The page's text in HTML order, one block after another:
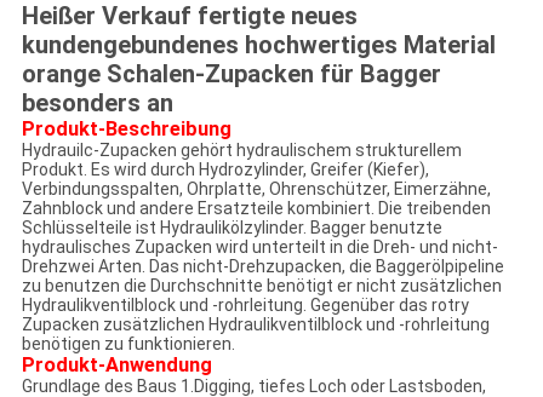
Heißer Verkauf fertigte neues
kundengebundenes hochwertiges Material
orange Schalen-Zupacken für Bagger
besonders an
Produkt-Beschreibung
Hydrauilc-Zupacken gehört hydraulischem strukturellem
Produkt. Es wird durch Hydrozylinder, Greifer (Kiefer),
Verbindungsspalten, Ohrplatte, Ohrenschützer, Eimerzähne,
Zahnblock und andere Ersatzteile kombiniert. Die treibenden
Schlüsselteile ist Hydraulikölzylinder. Bagger benutzte
hydraulisches Zupacken wird unterteilt in die Dreh- und nicht-
Drehzwei Arten. Das nicht-Drehzupacken, die Baggerölpipeline
zu benutzen die Durchschnitte benötigt er nicht zusätzlichen
Hydraulikventilblock und -rohrleitung. Gegenüber das rotry
Zupacken zusätzlichen Hydraulikventilblock und -rohrleitung
benötigen zu funktionieren.
Produkt-Anwendung
Grundlage des Baus 1.Digging, tiefes Loch oder Lastsboden,